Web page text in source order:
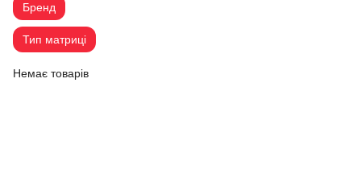
Бренд
Тип матриці
Немає товарів